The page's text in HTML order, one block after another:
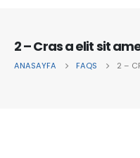
2 – Cras a elit sit
ANASAYFA FAQS 2 –